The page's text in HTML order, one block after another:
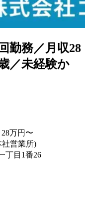
勤務／月収28
／未経験か
万円〜
営業所)
丁目1番26